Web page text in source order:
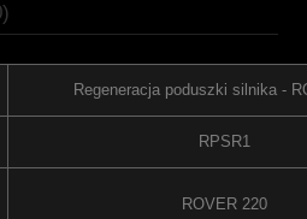
Regeneracja poduszki silnika -
RPSR1
ROVER 220